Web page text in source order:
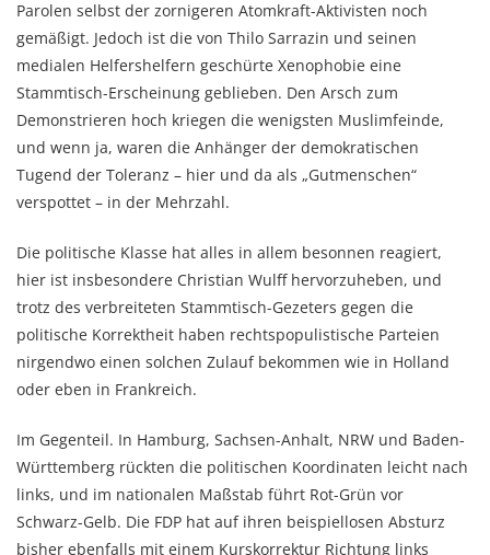
Parolen selbst der zornigeren Atomkraft-Aktivisten noch
gemäßigt. Jedoch ist die von Thilo Sarrazin und seinen
medialen Helfershelfern geschürte Xenophobie eine
Stammtisch-Erscheinung geblieben. Den Arsch zum
Demonstrieren hoch kriegen die wenigsten Muslimfeinde,
und wenn ja, waren die Anhänger der demokratischen
Tugend der Toleranz – hier und da als „Gutmenschen“
verspottet – in der Mehrzahl.
Die politische Klasse hat alles in allem besonnen reagiert,
hier ist insbesondere Christian Wulff hervorzuheben, und
trotz des verbreiteten Stammtisch-Gezeters gegen die
politische Korrektheit haben rechtspopulistische Parteien
nirgendwo einen solchen Zulauf bekommen wie in Holland
oder eben in Frankreich.
Im Gegenteil. In Hamburg, Sachsen-Anhalt, NRW und Baden-
Württemberg rückten die politischen Koordinaten leicht nach
links, und im nationalen Maßstab führt Rot-Grün vor
Schwarz-Gelb. Die FDP hat auf ihren beispiellosen Absturz
bisher ebenfalls mit einem Kurskorrektur Richtung links